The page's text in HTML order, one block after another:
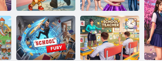
Bijeg iz škole 3d
Nova djevojka u
srednjoj školi